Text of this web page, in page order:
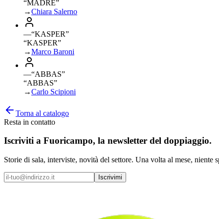
“MADRE”
→Chiara Salerno
—“KASPER”
“KASPER”
→Marco Baroni
—“ABBAS”
“ABBAS”
→Carlo Scipioni
Torna al catalogo
Resta in contatto
Iscriviti a Fuoricampo, la newsletter del doppiaggio.
Storie di sala, interviste, novità del settore. Una volta al mese, niente
Iscrivimi